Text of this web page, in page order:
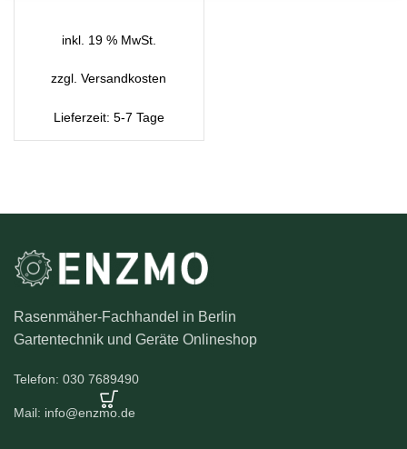
inkl. 19 % MwSt.
zzgl.Versandkosten
Lieferzeit: 5-7 Tage
Rasenmäher-Fachhandel in Berlin
Gartentechnik und Geräte Onlineshop
Telefon: 030 7689490
Mail: info@enzmo.de